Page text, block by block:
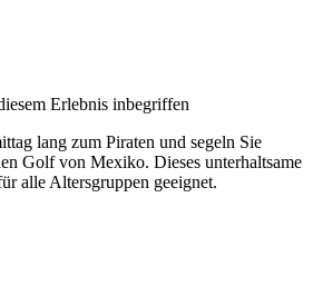
Erlebnis inbegriffen
lang zum Piraten und segeln Sie
Golf von Mexiko. Dieses unterhaltsame
alle Altersgruppen geeignet.